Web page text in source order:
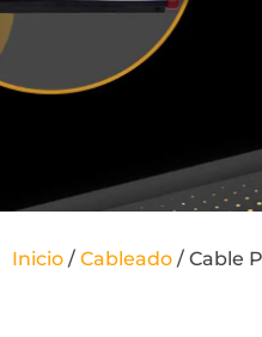
Inicio / Cableado / Cable